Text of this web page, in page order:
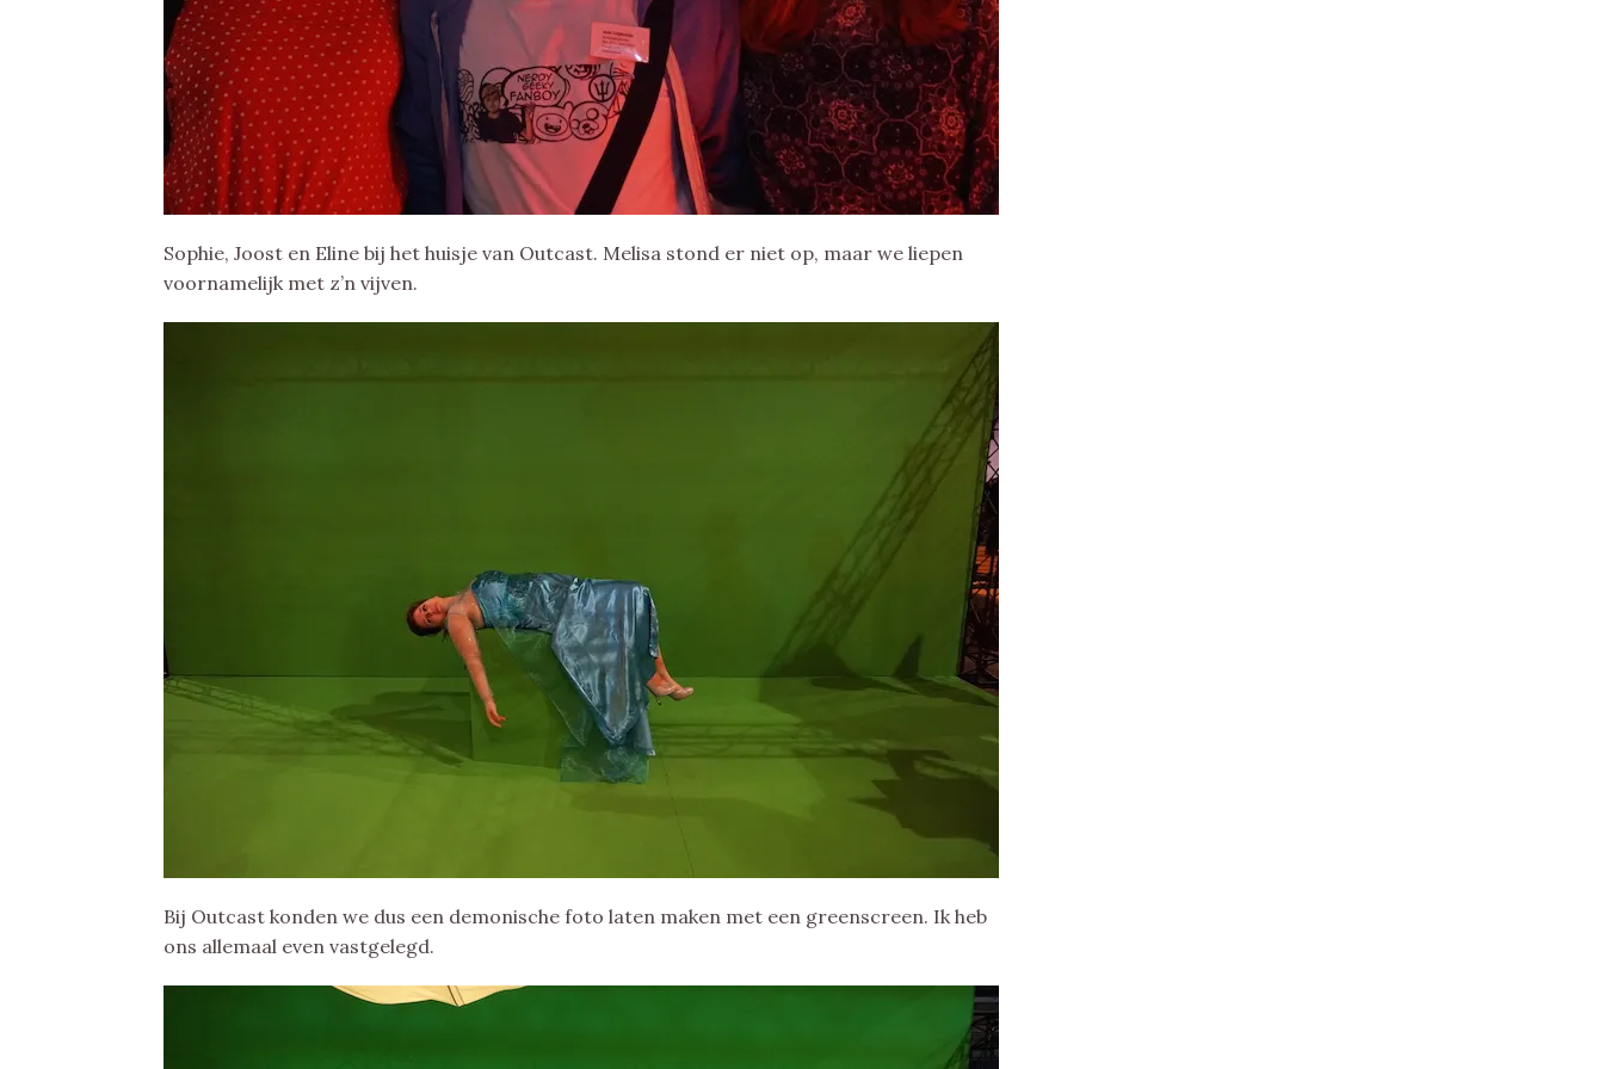
Sophie, Joost en Eline bij het huisje van Outcast. Melisa stond er niet op, maar we liepen
voornamelijk met z’n vijven.
Bij Outcast konden we dus een demonische foto laten maken met een greenscreen. Ik heb
ons allemaal even vastgelegd.